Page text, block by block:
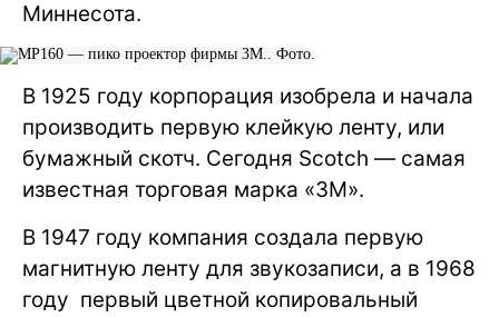
Миннесота.
В 1925 году корпорация изобрела и начала
производить первую клейкую ленту, или
бумажный скотч. Сегодня Scotch — самая
известная торговая марка «3М».
В 1947 году компания создала первую
магнитную ленту для звукозаписи, а в 1968
году первый цветной копировальный